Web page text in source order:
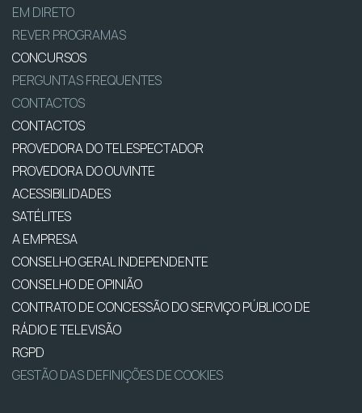
EM DIRETO
REVER PROGRAMAS
CONCURSOS
PERGUNTAS FREQUENTES
CONTACTOS
CONTACTOS
PROVEDORA DO TELESPECTADOR
PROVEDORA DO OUVINTE
ACESSIBILIDADES
SATÉLITES
A EMPRESA
CONSELHO GERAL INDEPENDENTE
CONSELHO DE OPINIÃO
CONTRATO DE CONCESSÃO DO SERVIÇO PÚBLICO DE
RÁDIO E TELEVISÃO
RGPD
GESTÃO DAS DEFINIÇÕES DE COOKIES